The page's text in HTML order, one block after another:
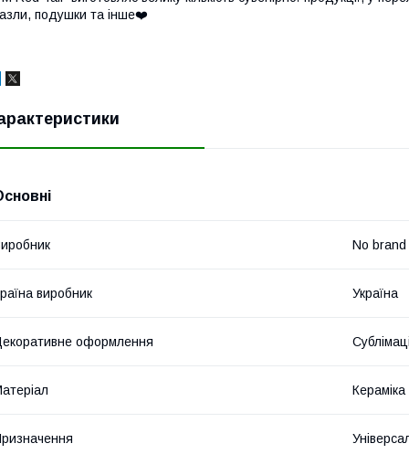
подушки та інше❤️
No brand
виробник Україна
оформлення
Кераміка